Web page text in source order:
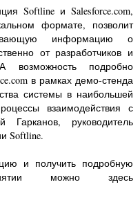
Softline и Salesforce.com,
формате, позволит
информацию о
от разработчиков и
подробно
в рамках демо-стенда
системы в наибольшей
взаимодействия с
руководитель
Softline.
и получить подробную
можно здесь